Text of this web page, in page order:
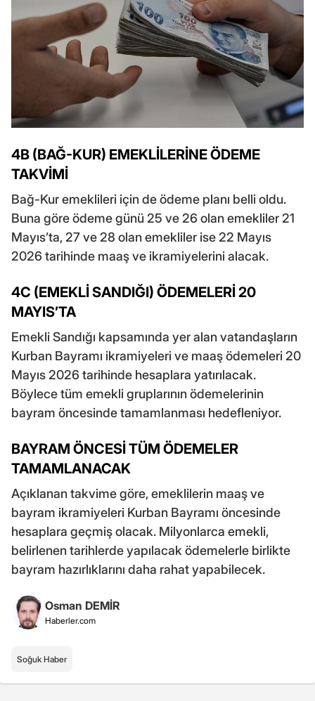
4B (BAĞ-KUR) EMEKLİLERİNE ÖDEME
TAKVİMİ
Bağ-Kur emeklileri için de ödeme planı belli oldu.
Buna göre ödeme günü 25 ve 26 olan emekliler 21
Mayıs’ta, 27 ve 28 olan emekliler ise 22 Mayıs
2026 tarihinde maaş ve ikramiyelerini alacak.
4C (EMEKLİ SANDIĞI) ÖDEMELERİ 20
MAYIS’TA
Emekli Sandığı kapsamında yer alan vatandaşların
Kurban Bayramı ikramiyeleri ve maaş ödemeleri 20
Mayıs 2026 tarihinde hesaplara yatırılacak.
Böylece tüm emekli gruplarının ödemelerinin
bayram öncesinde tamamlanması hedefleniyor.
BAYRAM ÖNCESİ TÜM ÖDEMELER
TAMAMLANACAK
Açıklanan takvime göre, emeklilerin maaş ve
bayram ikramiyeleri Kurban Bayramı öncesinde
hesaplara geçmiş olacak. Milyonlarca emekli,
belirlenen tarihlerde yapılacak ödemelerle birlikte
bayram hazırlıklarını daha rahat yapabilecek.
Osman DEMİR
Haberler.com
Soğuk Haber